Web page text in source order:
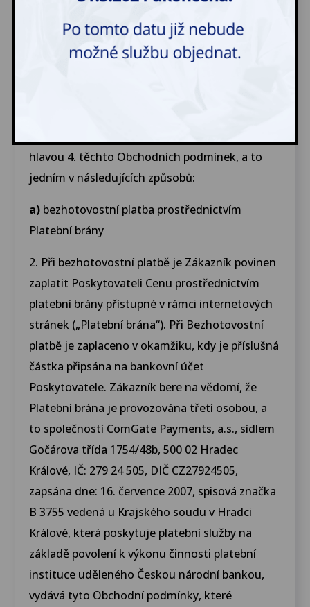
položkami Oblečení budou Nestandardní
položky, určí se Cena dohodou Smluvních stran.
hlavou 4. těchto Obchodních podmínek, a to
jedním v následujících způsobů:
a) bezhotovostní platba prostřednictvím
Platební brány
2. Při bezhotovostní platbě je Zákazník povinen
zaplatit Poskytovateli Cenu prostřednictvím
platební brány přístupné v rámci internetových
stránek („Platební brána“). Při Bezhotovostní
platbě je zaplaceno v okamžiku, kdy je příslušná
částka připsána na bankovní účet
Poskytovatele. Zákazník bere na vědomí, že
Platební brána je provozována třetí osobou, a
to společností ComGate Payments, a.s., sídlem
Gočárova třída 1754/48b, 500 02 Hradec
Králové, IČ: 279 24 505, DIČ CZ27924505,
zapsána dne: 16. července 2007, spisová značka
B 3755 vedená u Krajského soudu v Hradci
Králové, která poskytuje platební služby na
základě povolení k výkonu činnosti platební
instituce uděleného Českou národní bankou,
vydává tyto Obchodní podmínky, které